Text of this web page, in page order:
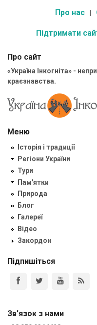
Про нас
Підтримати
Про сайт
«Україна Інкогніта» -
краєзнавства.
Меню
Історія і традиції
Регіони України
Тури
Пам'ятки
Природа
Блог
Галереї
Відео
Закордон
Підпишіться
Зв'язок з нами